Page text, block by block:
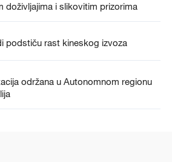
doživljajima i slikovitim prizorima
podstiču rast kineskog izvoza
održana u Autonomnom regionu